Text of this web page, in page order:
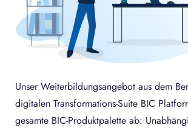
Unser Weiterbildungsangebot aus dem
digitalen Transformations-Suite BIC
gesamte BIC-Produktpalette ab: